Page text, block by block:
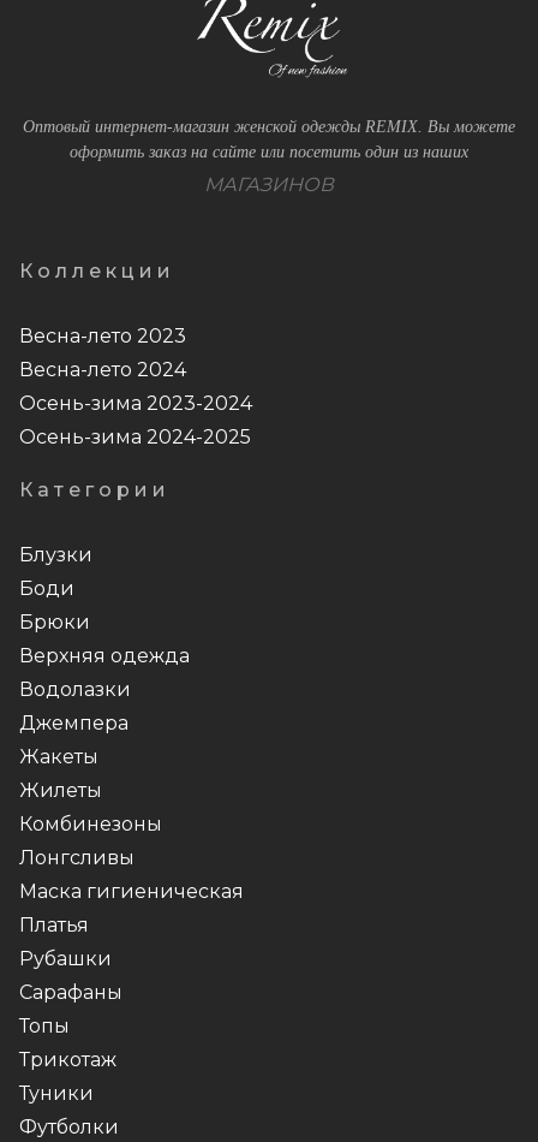
Оптовый интернет-магазин женской одежды REMIX. Вы можете
оформить заказ на сайте или посетить один из наших
МАГАЗИНОВ
Коллекции
Весна-лето 2023
Весна-лето 2024
Осень-зима 2023-2024
Осень-зима 2024-2025
Категории
Блузки
Боди
Брюки
Верхняя одежда
Водолазки
Джемпера
Жакеты
Жилеты
Комбинезоны
Лонгсливы
Маска гигиеническая
Платья
Рубашки
Сарафаны
Топы
Трикотаж
Туники
Футболки